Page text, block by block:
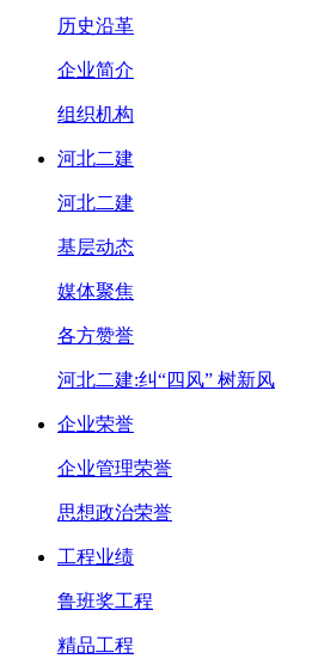
历史沿革
企业简介
组织机构
河北二建
河北二建
基层动态
媒体聚焦
各方赞誉
河北二建:纠“四风” 树新风
企业荣誉
企业管理荣誉
思想政治荣誉
工程业绩
鲁班奖工程
精品工程